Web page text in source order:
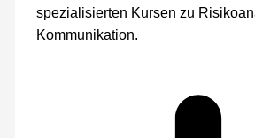
spezialisierten Kursen zu
Kommunikation.